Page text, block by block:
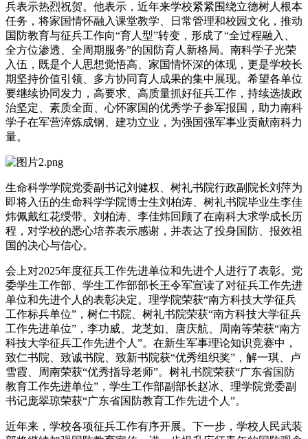
兵表示热烈祝贺。他表示，近年来学校紧紧围绕立德树人根本
任务，将家国情怀融入课堂教学、日常管理和校园文化，推动
国防教育与征兵工作向“育人型”转变，形成了“全过程融入、
全方位渗透、全周期服务”的国防育人新格局。南科学子光荣
入伍，既是个人思想觉悟高、家国情怀深的体现，更是学校长
期坚持价值引领、多方协同育人成果的集中展现。希望各单位
要继续协同发力，高要求、高质量抓好征兵工作，持续选拔政
治坚定、素质全面、心怀家国的优秀学子参军报国，助力南科
学子在军营淬炼成钢、建功立业，为强国强军事业贡献南科力
量。
生命科学学院党委副书记刘健权、树礼书院行政副院长刘萍为
即将入伍的生命科学学院博士生刘柏涛、树礼书院毕业生李佳
炜佩戴红花绶带。刘柏涛、李佳炜回顾了在南科大求学成长历
程，对学校的悉心培养表示感谢，并表达了投身国防、报效祖
国的决心与信心。
会上对2025年度征兵工作先进单位和先进个人进行了表彰。党
委学生工作部、学生工作部部长王令军宣读了对征兵工作先进
单位和先进个人的表彰决定。理学院荣获“南方科技大学征兵
工作标兵单位”，树仁书院、树礼书院荣获“南方科技大学征兵
工作先进单位”，李功威、龙芝如、唐庆航、周南等荣获“南方
科技大学征兵工作先进个人”。在新生军事理论知识竞赛中，
致仁书院、致诚书院、致新书院获“优秀组织奖”，解一琪、卢
雪霞、周南荣获“优秀指导老师”。树礼书院荣获“广东省国防
教育工作先进单位”，学生工作部副部长赵冰、理学院党委副
书记庞翠琼荣获“广东省国防教育工作先进个人”。
近年来，学校各项征兵工作有序开展。下一步，学校人民武装